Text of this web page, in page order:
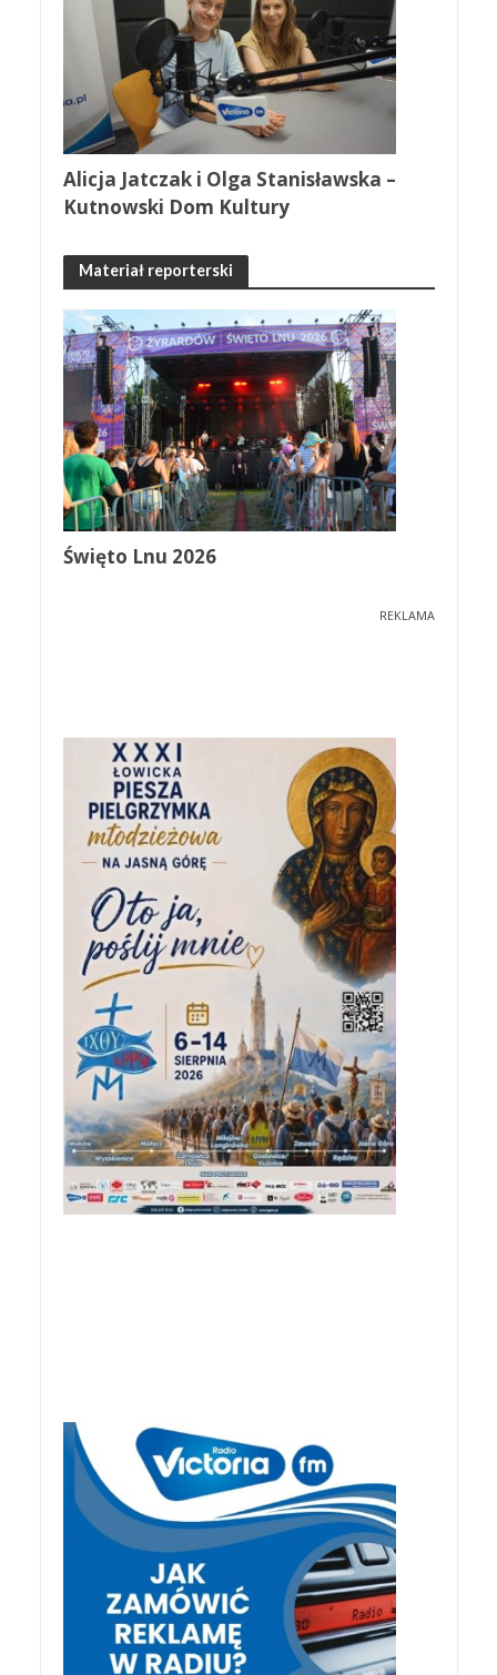
Alicja Jatczak i Olga Stanisławska –
Kutnowski Dom Kultury
Materiał reporterski
Święto Lnu 2026
REKLAMA